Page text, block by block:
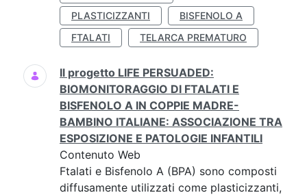
PLASTICIZZANTI
BISFENOLO A
FTALATI
TELARCA PREMATURO
Il progetto LIFE PERSUADED:
BIOMONITORAGGIO DI FTALATI E
BISFENOLO A IN COPPIE MADRE-
BAMBINO ITALIANE: ASSOCIAZIONE TRA
ESPOSIZIONE E PATOLOGIE INFANTILI
Contenuto Web
Ftalati e Bisfenolo A (BPA) sono composti
diffusamente utilizzati come plasticizzanti,